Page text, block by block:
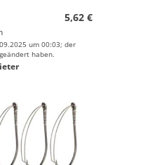
5,62 €
um 00:03; der
haben.